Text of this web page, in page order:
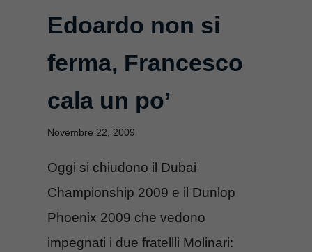
Edoardo non si
ferma, Francesco
cala un po’
Novembre 22, 2009
Oggi si chiudono il Dubai
Championship 2009 e il Dunlop
Phoenix 2009 che vedono
impegnati i due fratellli Molinari: